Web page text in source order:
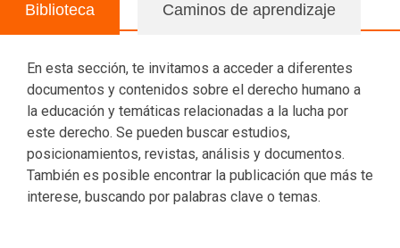
Biblioteca Caminos de aprendizaje
En esta sección, te invitamos a acceder a diferentes
documentos y contenidos sobre el derecho humano a
la educación y temáticas relacionadas a la lucha por
este derecho. Se pueden buscar estudios,
posicionamientos, revistas, análisis y documentos.
También es posible encontrar la publicación que más te
interese, buscando por palabras clave o temas.